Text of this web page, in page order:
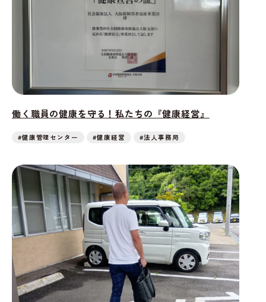
働く職員の健康を守る！私たちの『健康経営』
#健康管理センター #健康経営 #法人事務局